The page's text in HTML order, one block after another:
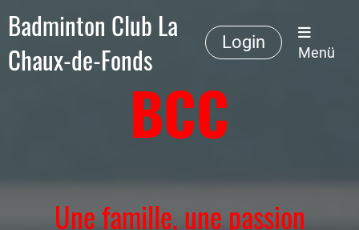
Badminton Club La
Chaux-de-Fonds
Login
Menü
BCC
Une famille, une passion